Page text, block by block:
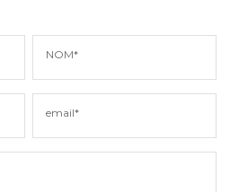
NOM*
email*